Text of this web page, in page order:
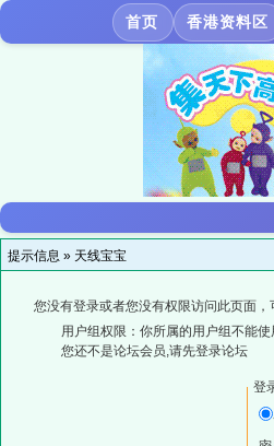
首页 香港资料区
提示信息 » 天线宝宝
您没有登录或者您没有权限访问此页面
用户组权限：你所属的用户组不能
您还不是论坛会员,请先登录论坛
登